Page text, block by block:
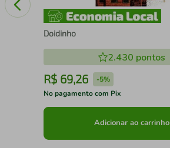
Doidinho
2.430 pontos
R$ 69,26 -5%
No pagamento com Pix
Adicionar ao carrinho